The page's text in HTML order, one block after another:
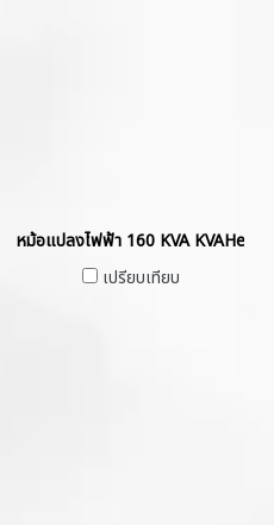
without Gas Cushion
หม้อแปลงไฟฟ้า 160 KVA
เปรียบเทียบ